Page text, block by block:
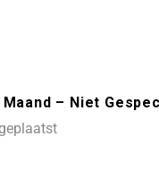
– Niet